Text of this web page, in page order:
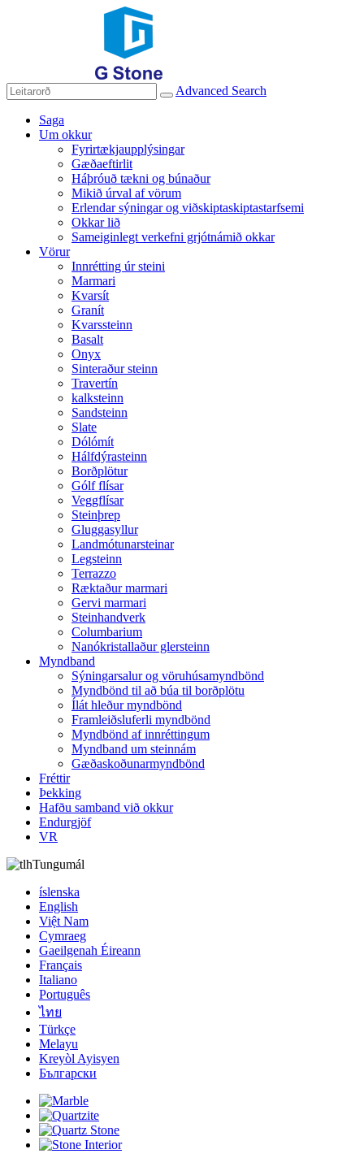
Advanced Search
Saga
Um okkur
Fyrirtækjaupplýsingar
Gæðaeftirlit
Háþróuð tækni og búnaður
Mikið úrval af vörum
Erlendar sýningar og viðskiptaskiptastarfsemi
Okkar lið
Sameiginlegt verkefni grjótnámið okkar
Vörur
Innrétting úr steini
Marmari
Kvarsít
Granít
Kvarssteinn
Basalt
Onyx
Sinteraður steinn
Travertín
kalksteinn
Sandsteinn
Slate
Dólómít
Hálfdýrasteinn
Borðplötur
Gólf flísar
Veggflísar
Steinþrep
Gluggasyllur
Landmótunarsteinar
Legsteinn
Terrazzo
Ræktaður marmari
Gervi marmari
Steinhandverk
Columbarium
Nanókristallaður glersteinn
Myndband
Sýningarsalur og vöruhúsamyndbönd
Myndbönd til að búa til borðplötu
Ílát hleður myndbönd
Framleiðsluferli myndbönd
Myndbönd af innréttingum
Myndband um steinnám
Gæðaskoðunarmyndbönd
Fréttir
Þekking
Hafðu samband við okkur
Endurgjöf
VR
Tungumál
íslenska
English
Việt Nam
Cymraeg
Gaeilgenah Éireann
Français
Italiano
Português
ไทย
Türkçe
Melayu
Kreyòl Ayisyen
Български